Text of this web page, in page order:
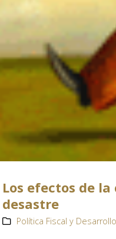
Los efectos de
desastre
Política Fiscal y Desarrollo